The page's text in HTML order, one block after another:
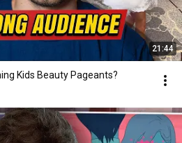
21:44
Kids Beauty Pageants?